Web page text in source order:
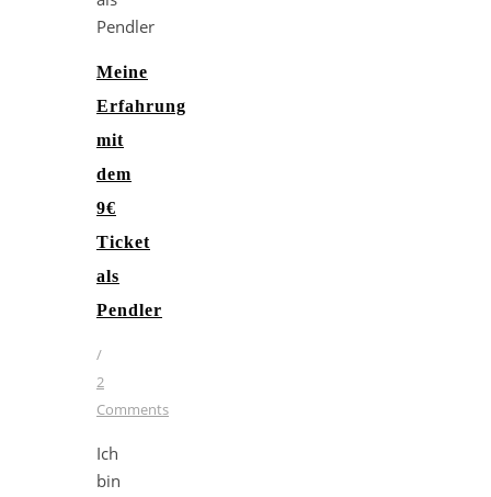
Meine
Erfahrung
mit
dem
9€
Ticket
als
Pendler
/
2
Comments
Ich
bin